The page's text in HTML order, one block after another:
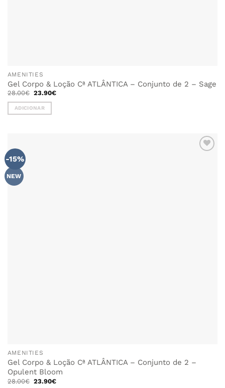
AMENITIES
Gel Corpo & Loção Cª ATLÂNTICA – Conjunto de 2 – Sage
28.00€ O
original
era:
28.00€.
23.90€O
ADICIONAR
-15%
NEW
AMENITIES
Gel Corpo & Loção Cª ATLÂNTICA – Conjunto de 2 –
Opulent Bloom
28.00€ O
23.90€O